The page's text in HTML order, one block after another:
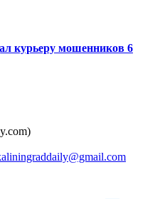
курьеру мошенников 6